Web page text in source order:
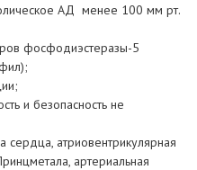
АД менее 100 мм рт.
фосфодиэстеразы-5
и безопасность не
атриовентрикулярная
артериальная